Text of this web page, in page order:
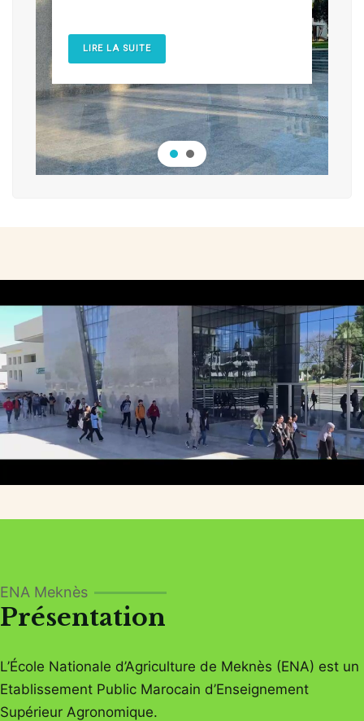
LIRE LA SUITE
ENA Meknès
Présentation
L’École Nationale d’Agriculture de Meknès (ENA) est un
Etablissement Public Marocain d’Enseignement
Supérieur Agronomique.